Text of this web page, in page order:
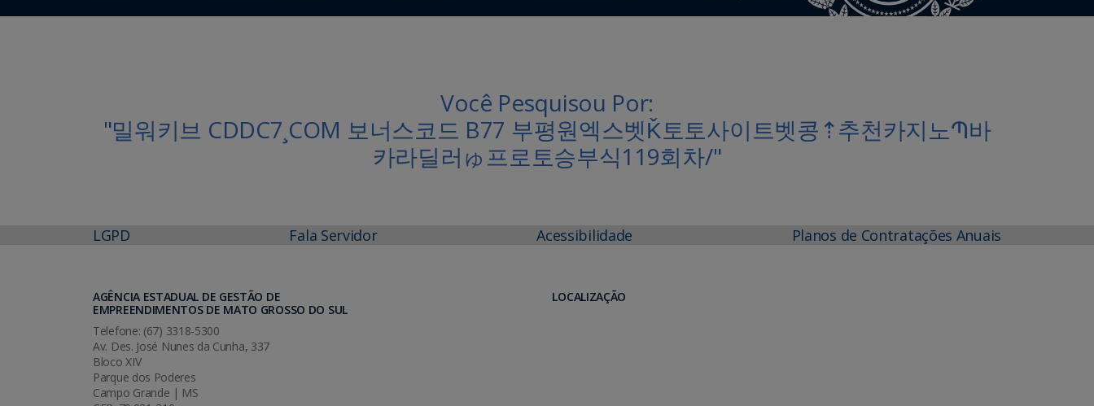
Você Pesquisou Por:
"밀워키브 CDDC7¸COM 보너스코드 B77 부평원엑스벳Ǩ토토사이트벳콩⇡추천카지노Պ바
카라딜러ゅ프로토승부식119회차/"
LGPD Fala Servidor Acessibilidade Planos de Contratações Anuais
AGÊNCIA ESTADUAL DE GESTÃO DE
EMPREENDIMENTOS DE MATO GROSSO DO SUL
Telefone: (67) 3318-5300
Av. Des. José Nunes da Cunha, 337
Bloco XIV
Parque dos Poderes
Campo Grande | MS
LOCALIZAÇÃO